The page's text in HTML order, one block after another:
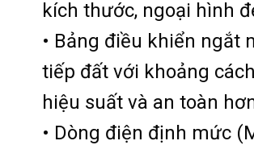
kích thước, ngoại hình
• Bảng điều khiển ngắt
tiếp đất với khoảng
hiệu suất và an toàn
• Dòng điện định mức